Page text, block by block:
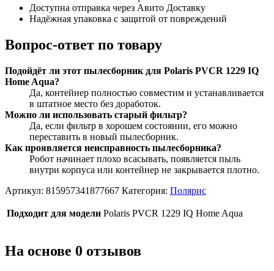
Доступна отправка через Авито Доставку
Надёжная упаковка с защитой от повреждений
Вопрос-ответ по товару
Подойдёт ли этот пылесборник для Polaris PVCR 1229 IQ
Home Aqua?
Да, контейнер полностью совместим и устанавливается
в штатное место без доработок.
Можно ли использовать старый фильтр?
Да, если фильтр в хорошем состоянии, его можно
переставить в новый пылесборник.
Как проявляется неисправность пылесборника?
Робот начинает плохо всасывать, появляется пыль
внутри корпуса или контейнер не закрывается плотно.
Артикул: 815957341877667 Категория: Полярис
Подходит для модели Polaris PVCR 1229 IQ Home Aqua
На основе 0 отзывов